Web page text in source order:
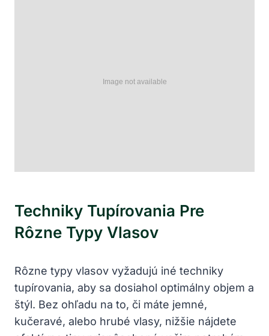
Techniky Tupírovania Pre
Rôzne Typy Vlasov
Rôzne typy vlasov vyžadujú iné techniky
tupírovania, aby sa dosiahol optimálny objem a
štýl. Bez ohľadu na to, či máte jemné,
kučeravé, alebo hrubé vlasy, nižšie nájdete